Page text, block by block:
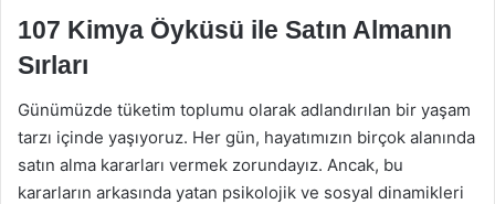
107 Kimya Öyküsü ile Satın Almanın
Sırları
Günümüzde tüketim toplumu olarak adlandırılan bir yaşam
tarzı içinde yaşıyoruz. Her gün, hayatımızın birçok alanında
satın alma kararları vermek zorundayız. Ancak, bu
kararların arkasında yatan psikolojik ve sosyal dinamikleri